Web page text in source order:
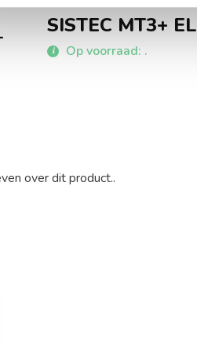
SISTEC MT3+ EL
Op voorraad: .
over dit product..